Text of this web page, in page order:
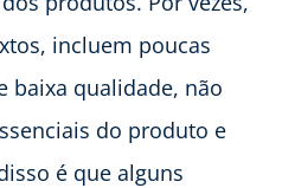
incluem poucas
baixa qualidade, não
do produto e
é que alguns